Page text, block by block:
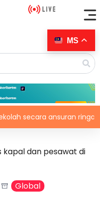
ansuran ringankan
kapal dan pesawat di
Global
MS